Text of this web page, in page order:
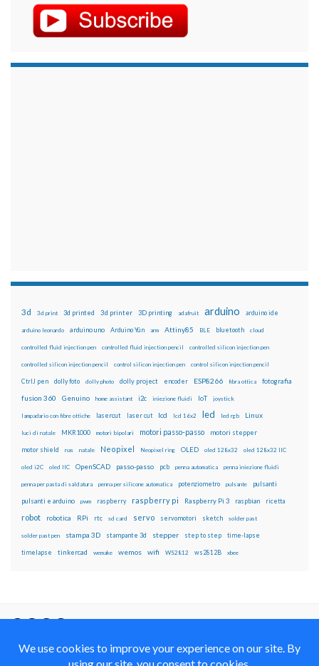
3d 3d print 3d printed 3d printer 3D printing adafruit arduino arduino ide
arduino leonardo arduino uno Arduino Yún arm Attiny85 BLE bluetooth cloud
controlled fluid injection pen controlled fluid injection pencil controlled silicon injection pen
controlled silicon injection pencil control silicon injection pen control silicon injection pencil
CtrlJ pen dolly foto dolly photo dolly project encoder ESP8266 fibra ottica fotografia
fusion 360 Genuino home assistant i2c iniezione fluidi IoT joystick
lampadario con fibre ottiche lasercut laser cut lcd lcd 16x2 led led rgb Linux
luci di natale MKR1000 motori bipolari motori passo-passo motori stepper
motor shield nas natale Neopixel Neopixel ring OLED oled 128x32 oled 128x32 IIC
oled i2C oled IIC OpenSCAD passo-passo pcb penna automatica penna iniezione fluidi
penna per pasta di saldatura penna per silicone automatica potenziometro pulsante pulsanti
pulsanti e arduino pwm raspberry raspberry pi Raspberry Pi 3 raspbian ricetta
robot robotica RPi rtc sd card servo servomotori sketch solder past
solder past pen stampa 3D stampante 3d stepper step to step time-lapse
timelapse tinkercad wemake wemos wifi WS2812 ws2812B xbee
Alike 4.0 International